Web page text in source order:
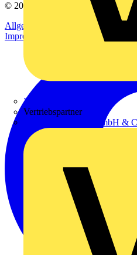
Zumtobel
Vertriebspartner
Adalbert Zajadacz GmbH &
© 2002-
Voltimum
Allgemeine Geschäftsbedingungen
Impressum